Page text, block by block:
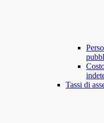
Tassi di